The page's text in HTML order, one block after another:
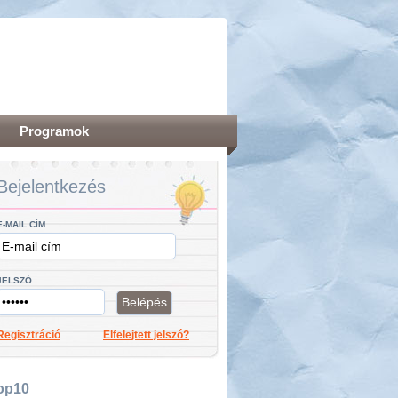
Programok
MAIL CÍM
Elfelejtett jelszó?